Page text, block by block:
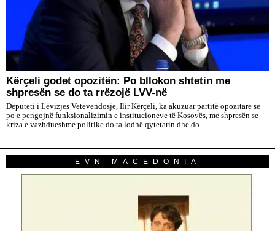
Kërçeli godet opozitën: Po bllokon shtetin me
shpresën se do ta rrëzojë LVV-në
Deputeti i Lëvizjes Vetëvendosje, Ilir Kërçeli, ka akuzuar partitë opozitare se
po e pengojnë funksionalizimin e institucioneve të Kosovës, me shpresën se
kriza e vazhdueshme politike do ta lodhë qytetarin dhe do
EVN MACEDONIA